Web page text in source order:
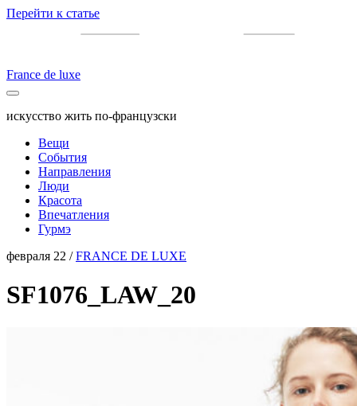
Перейти к статье
France de luxe
искусство жить по-французски
Вещи
События
Направления
Люди
Красота
Впечатления
Гурмэ
февраля 22 /FRANCE DE LUXE
SF1076_LAW_20